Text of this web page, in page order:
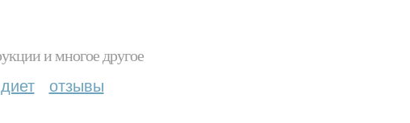
и многое другое
отзывы